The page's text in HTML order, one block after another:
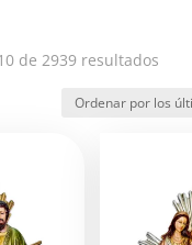
de 2939 resultados
los